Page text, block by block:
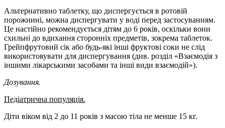
Альтернативно таблетку, що диспергується в ротовій
порожнині, можна диспергувати у воді перед застосуванням.
Це настійно рекомендується дітям до 6 років, оскільки вони
схильні до вдихання сторонніх предметів, зокрема таблеток.
Грейпфрутовий сік або будь-які інші фруктові соки не слід
використовувати для диспергування (див. розділ «Взаємодія з
іншими лікарськими засобами та інші види взаємодій»).
Дозування.
Педіатрична популяція.
Діти віком від 2 до 11 років з масою тіла не менше 15 кг.